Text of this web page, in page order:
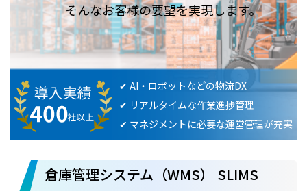
そんなお客様の要望を実現します。
✔ AI・ロボットなどの物流DX
✔ リアルタイムな作業進捗管理
✔ マネジメントに必要な運営管理が充実
倉庫管理システム（WMS） SLIMS